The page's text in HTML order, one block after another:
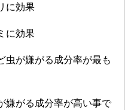
に効果
に効果
虫が嫌がる成分率が最も
嫌がる成分率が高い事で